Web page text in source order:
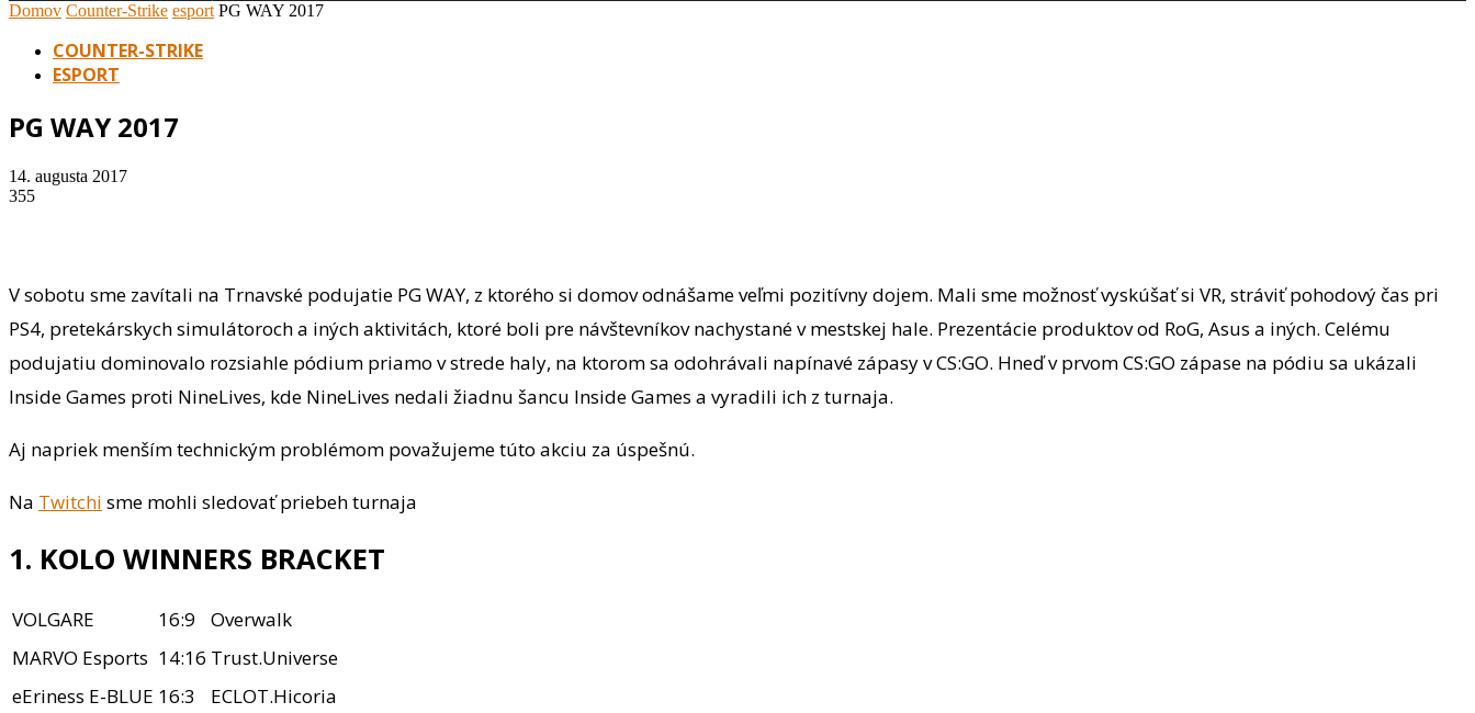
Domov Counter-Strike esport PG WAY 2017
COUNTER-STRIKE
ESPORT
PG WAY 2017
14. augusta 2017
355
V sobotu sme zavítali na Trnavské podujatie PG WAY, z ktorého si domov odnášame veľmi pozitívny dojem. Mali sme možnosť vyskúšať si VR, stráviť pohodový čas pri
PS4, pretekárskych simulátoroch a iných aktivitách, ktoré boli pre návštevníkov nachystané v mestskej hale. Prezentácie produktov od RoG, Asus a iných. Celému
podujatiu dominovalo rozsiahle pódium priamo v strede haly, na ktorom sa odohrávali napínavé zápasy v CS:GO. Hneď v prvom CS:GO zápase na pódiu sa ukázali
Inside Games proti NineLives, kde NineLives nedali žiadnu šancu Inside Games a vyradili ich z turnaja.
Aj napriek menším technickým problémom považujeme túto akciu za úspešnú.
Na Twitchi sme mohli sledovať priebeh turnaja
1. KOLO WINNERS BRACKET
VOLGARE 16:9
Overwalk
MARVO Esports 14:16 Trust.Universe
eEriness E-BLUE 16:3
ECLOT.Hicoria